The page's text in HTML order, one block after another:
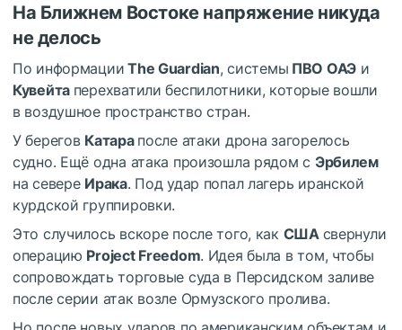
На Ближнем Востоке напряжение никуда
не делось
По информации The Guardian, системы ПВО ОАЭ и
Кувейта перехватили беспилотники, которые вошли
в воздушное пространство стран.
У берегов Катара после атаки дрона загорелось
судно. Ещё одна атака произошла рядом с Эрбилем
на севере Ирака. Под удар попал лагерь иранской
курдской группировки.
Это случилось вскоре после того, как США свернули
операцию Project Freedom. Идея была в том, чтобы
сопровождать торговые суда в Персидском заливе
после серии атак возле Ормузского пролива.